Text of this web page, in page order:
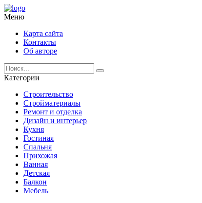
Меню
Карта сайта
Контакты
Об авторе
Категории
Строительство
Стройматериалы
Ремонт и отделка
Дизайн и интерьер
Кухня
Гостиная
Спальня
Прихожая
Ванная
Детская
Балкон
Мебель